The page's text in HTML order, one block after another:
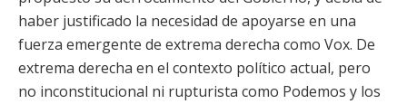
haber justificado la necesidad de apoyarse en una
fuerza emergente de extrema derecha como Vox. De
extrema derecha en el contexto político actual, pero
no inconstitucional ni rupturista como Podemos y los